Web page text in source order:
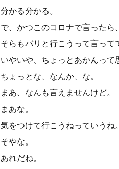
分かる分かる。
で、かつこのコロナで言った
そらもバリと行こうって言っ
いやいや、ちょっとあかんって
ちょっとな、なんか、な。
まあ、なんも言えませんけど。
まあな。
気をつけて行こうねっていうね。
そやな。
あれだね。